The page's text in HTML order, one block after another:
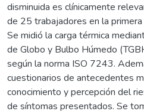
disminuida es clínicamente
de 25 trabajadores en la
Se midió la carga térmica
de Globo y Bulbo Húmedo
según la norma ISO 7243.
cuestionarios de antecedentes
conocimiento y percepción del
de síntomas presentados. Se